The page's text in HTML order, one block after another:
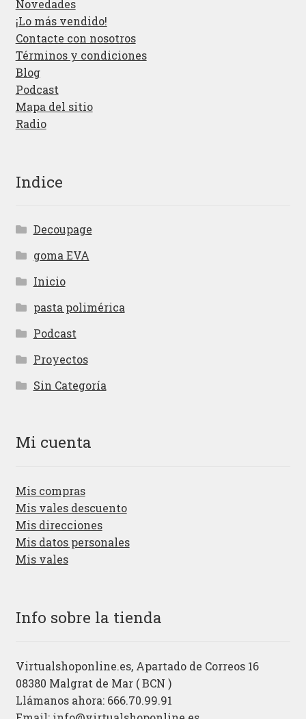
Novedades
¡Lo más vendido!
Contacte con nosotros
Términos y condiciones
Blog
Podcast
Mapa del sitio
Radio
Indice
Decoupage
goma EVA
Inicio
pasta polimérica
Podcast
Proyectos
Sin Categoría
Mi cuenta
Mis compras
Mis vales descuento
Mis direcciones
Mis datos personales
Mis vales
Info sobre la tienda
Virtualshoponline.es, Apartado de Correos 16
08380 Malgrat de Mar ( BCN )
Llámanos ahora: 666.70.99.91